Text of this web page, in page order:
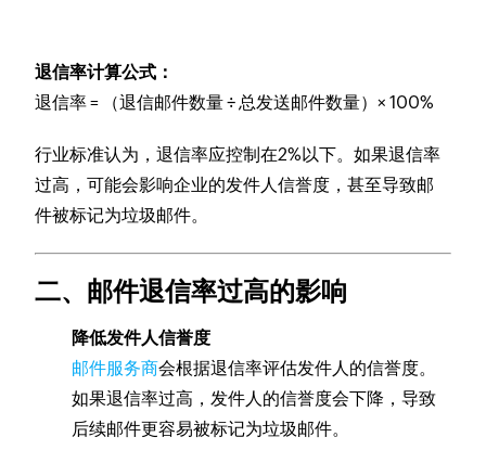
退信率计算公式：
退信率 = （退信邮件数量 ÷ 总发送邮件数量）× 100%
行业标准认为，退信率应控制在2%以下。如果退信率
过高，可能会影响企业的发件人信誉度，甚至导致邮
件被标记为垃圾邮件。
二、邮件退信率过高的影响
降低发件人信誉度
邮件服务商会根据退信率评估发件人的信誉度。
如果退信率过高，发件人的信誉度会下降，导致
后续邮件更容易被标记为垃圾邮件。